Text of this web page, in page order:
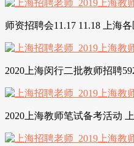
师资招聘会11.17 11.18 上海
2020上海闵行二批教师招聘
2020上海教师笔试备考活动